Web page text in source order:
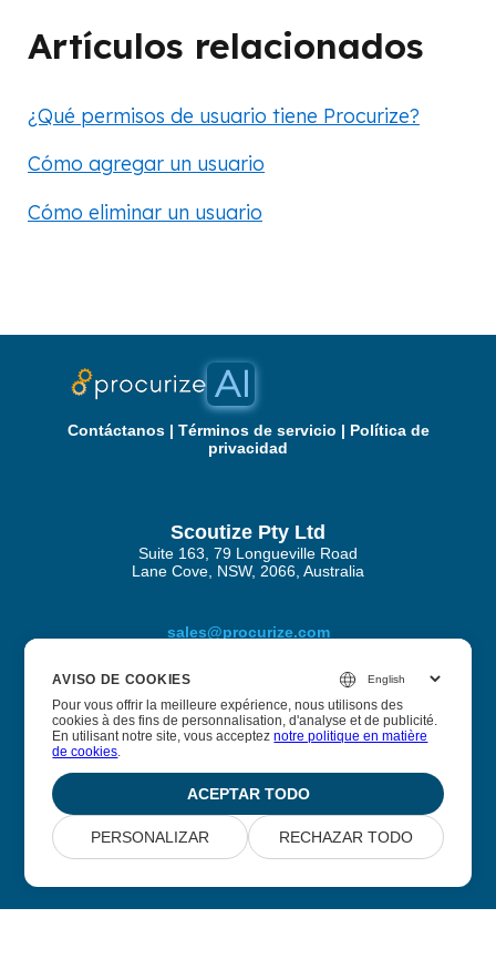
Artículos relacionados
¿Qué permisos de usuario tiene Procurize?
Cómo agregar un usuario
Cómo eliminar un usuario
Contáctanos| Términos de servicio | Política de
privacidad
Scoutize Pty Ltd
Suite 163, 79 Longueville Road
Lane Cove, NSW, 2066, Australia
sales@procurize.com
Acerca de Procurize AI
Ayudamos a las empresas a eliminar el trabajo manual de
© 2026 Scoutize Pty Ltd
AVISO DE COOKIES
Pour vous offrir la meilleure expérience, nous utilisons des
cookies à des fins de personnalisation, d'analyse et de publicité.
En utilisant notre site, vous accepteznotre politique en matière
de cookies.
ACEPTAR TODO
PERSONALIZAR RECHAZAR TODO